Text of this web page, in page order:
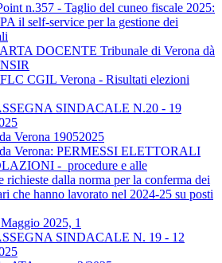
n.357 - Taglio del cuneo fiscale 2025:
il self-service per la gestione dei
DOCENTE Tribunale di Verona dà
CGIL Verona - Risultati elezioni
SINDACALE N.20 - 19
Verona 19052025
Verona: PERMESSI ELETTORALI
- procedure e alle
richieste dalla norma per la conferma dei
che hanno lavorato nel 2024-25 su posti
2025, 1
SINDACALE N. 19 - 12